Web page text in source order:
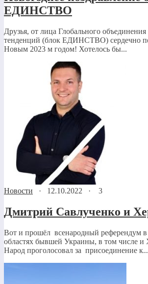
ЕДИНСТВО
Друзья, от лица Глобального
тенденций (блок ЕДИНСТВО) сердечно
Новым 2023 м годом! Хотелось бы...
Новости · 12.10.2022 · 3
Дмитрий Савлученко и
Вот и прошёл всенародный референдум в
областях бывшей Украины, в том числе и
Народ проголосовал за присоединение к...